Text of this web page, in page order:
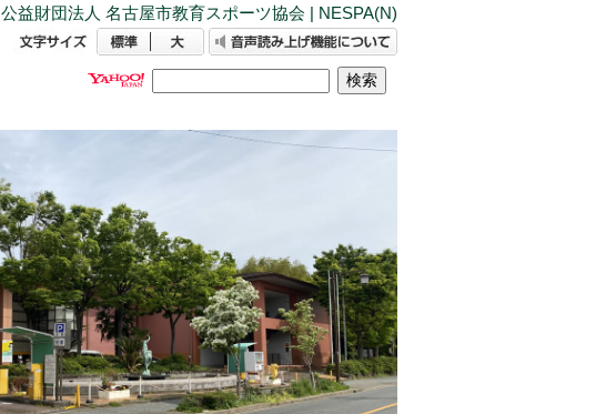
公益財団法人 名古屋市教育スポーツ協会 | NESPA(N)